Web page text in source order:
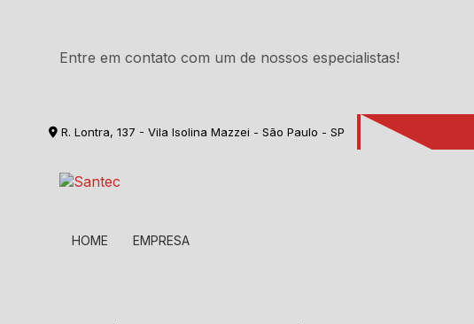
Entre em contato com um de nossos especialistas!
R. Lontra, 137 - Vila Isolina Mazzei - São Paulo - SP
HOME EMPRESA